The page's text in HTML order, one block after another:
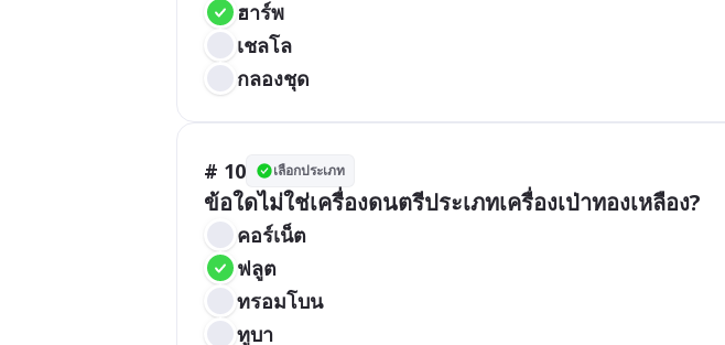
ฮาร์พ
เชลโล
กลองชุด
# 10 เลือกประเภท
ข้อใดไม่ใช่เครื่องดนตรีประเภทเครื่องเป่าทองเหลือง?
คอร์เน็ต
ฟลูต
ทรอมโบน
ทูบา